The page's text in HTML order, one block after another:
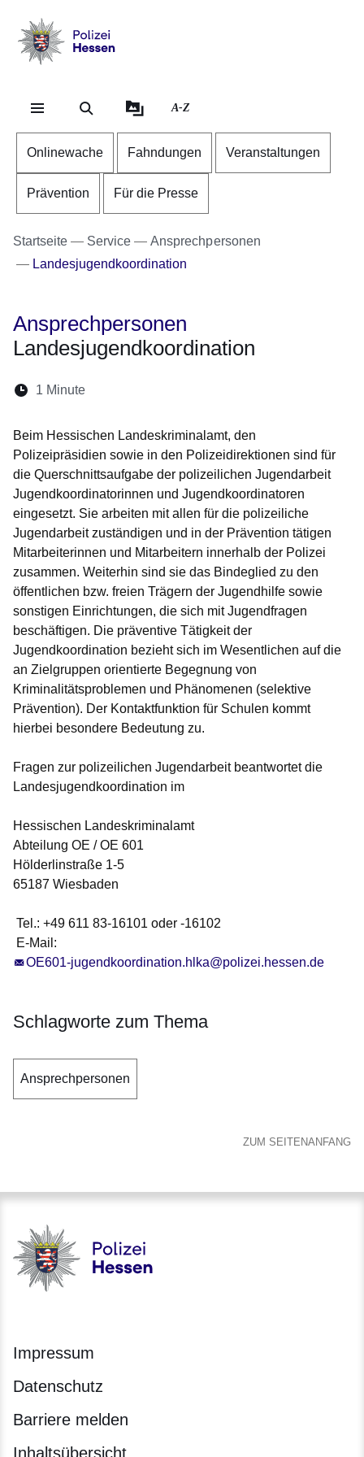
Hessen
A-Z
Onlinewache Fahndungen Veranstaltungen
Prävention Für die Presse
Startseite Service
Ansprechpersonen
Landesjugendkoordination
Ansprechpersonen
Landesjugendkoordination
Lesedauer:
1 Minute
Beim Hessischen Landeskriminalamt, den
Polizeipräsidien sowie in den Polizeidirektionen sind für
die Querschnittsaufgabe der polizeilichen Jugendarbeit
Jugendkoordinatorinnen und Jugendkoordinatoren
eingesetzt. Sie arbeiten mit allen für die polizeiliche
Jugendarbeit zuständigen und in der Prävention tätigen
Mitarbeiterinnen und Mitarbeitern innerhalb der Polizei
zusammen. Weiterhin sind sie das Bindeglied zu den
öffentlichen bzw. freien Trägern der Jugendhilfe sowie
sonstigen Einrichtungen, die sich mit Jugendfragen
beschäftigen. Die präventive Tätigkeit der
Jugendkoordination bezieht sich im Wesentlichen auf die
an Zielgruppen orientierte Begegnung von
Kriminalitätsproblemen und Phänomenen (selektive
Prävention). Der Kontaktfunktion für Schulen kommt
hierbei besondere Bedeutung zu.
Fragen zur polizeilichen Jugendarbeit beantwortet die
Landesjugendkoordination im
Hessischen Landeskriminalamt
Abteilung OE / OE 601
Hölderlinstraße 1-5
65187 Wiesbaden
Tel.: +49 611 83-16101 oder -16102
E-Mail:
OE601-jugendkoordination.hlka@polizei.hessen.de
Schlagworte zum Thema
Ansprechpersonen
ZUM SEITENANFANG
Polizei - Polizei.hessen.de
Impressum
Datenschutz
Barriere melden
Inhaltsübersicht